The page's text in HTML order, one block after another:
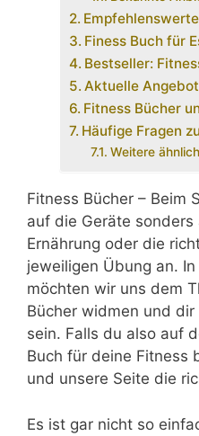
Finess Buch für
Bestseller:
Aktuelle
Fitness Bücher
Häufige Fragen
Weitere
Fitness Bücher – Beim
auf die Geräte
Ernährung oder die
jeweiligen Übung an.
möchten wir uns dem
Bücher widmen und
sein. Falls du also auf
Buch für deine Fitness
und unsere Seite die
Es ist gar nicht so